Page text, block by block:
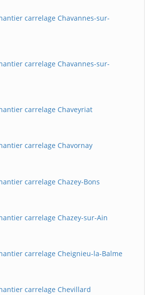
carrelage Chavannes-sur-
carrelage Chavannes-sur-
carrelage Chaveyriat
carrelage Chavornay
carrelage Chazey-Bons
carrelage Chazey-sur-Ain
carrelage Cheignieu-la-Balme
carrelage Chevillard